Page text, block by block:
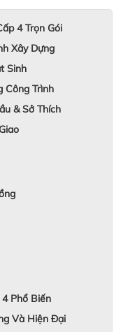
4 Trọn Gói
Xây Dựng
Sinh
Công Trình
& Sở Thích
Phổ Biến
Và Hiện Đại